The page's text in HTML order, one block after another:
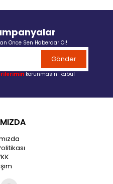
Önce Sen Haberdar Ol!
Gönder
korunmasını kabul